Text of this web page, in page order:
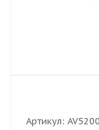
Артикул: